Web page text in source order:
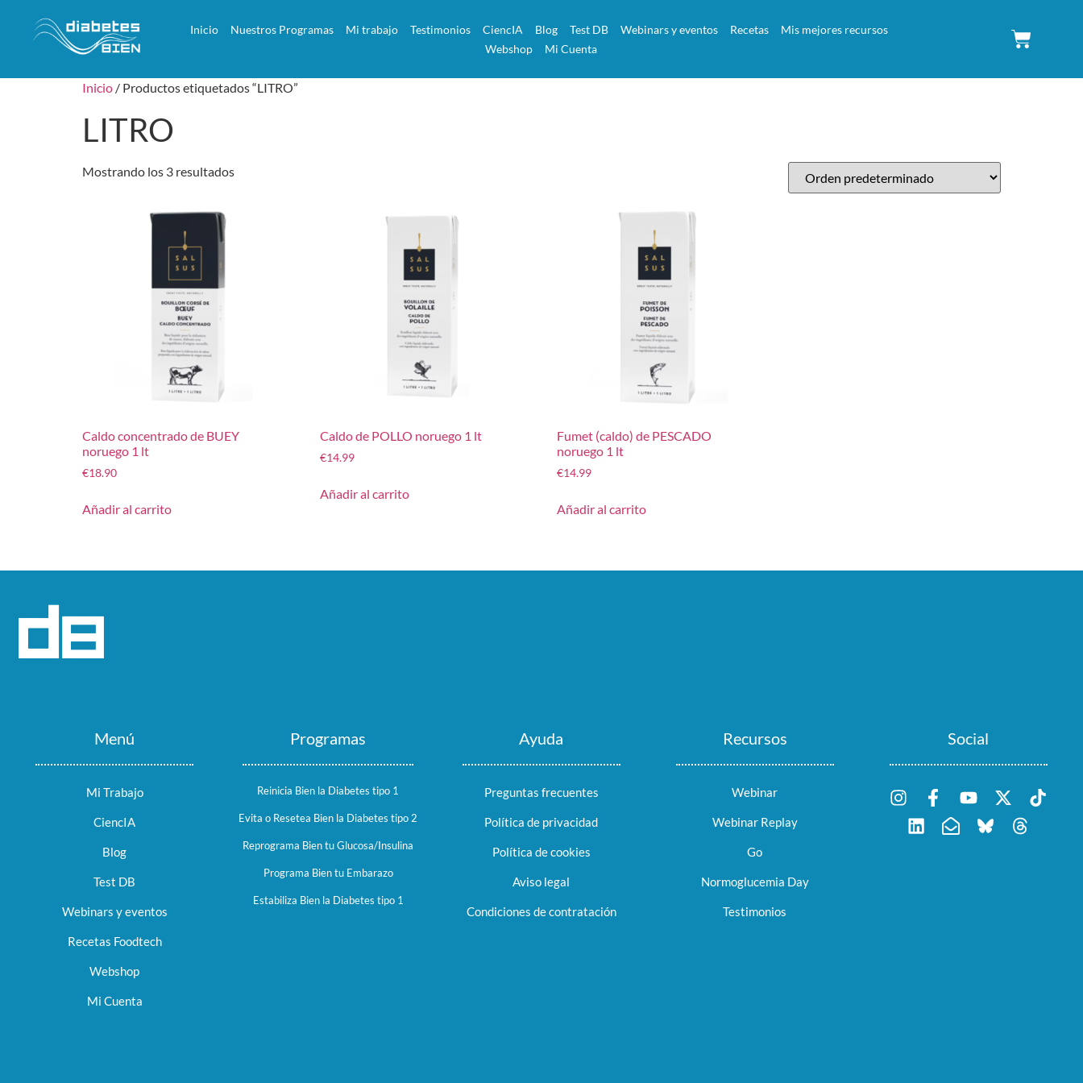
Inicio Nuestros Programas Mi trabajo Testimonios CiencIA Blog Test DB Webinars y eventos Recetas
Mis mejores recursos
Webshop
Mi Cuenta
Inicio / Productos etiquetados “LITRO”
LITRO
Mostrando los 3 resultados
Caldo concentrado de BUEY
noruego 1 lt
€18.90
Añadir al carrito
Caldo de POLLO noruego 1 lt
€14.99
Añadir al carrito
Fumet (caldo) de PESCADO
noruego 1 lt
€14.99
Añadir al carrito
Menú
Mi Trabajo
CiencIA
Blog
Test DB
Webinars y eventos
Recetas Foodtech
Webshop
Mi Cuenta
Programas
Reinicia Bien la Diabetes tipo 1
Evita o Resetea Bien la Diabetes tipo 2
Reprograma Bien tu Glucosa/Insulina
Programa Bien tu Embarazo
Estabiliza Bien la Diabetes tipo 1
Ayuda
Preguntas frecuentes
Política de privacidad
Política de cookies
Aviso legal
Condiciones de contratación
Recursos
Webinar
Webinar Replay
Go
Normoglucemia Day
Testimonios
Social